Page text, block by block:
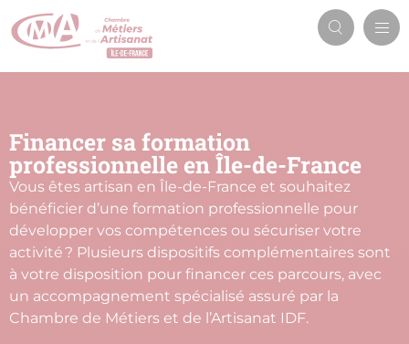
Aller
au
Financer sa formation
professionnelle en Île-de-France
Vous êtes artisan en Île-de-France et souhaitez
bénéficier d’une formation professionnelle pour
développer vos compétences ou sécuriser votre
activité ? Plusieurs dispositifs complémentaires sont
à votre disposition pour financer ces parcours, avec
un accompagnement spécialisé assuré par la
Chambre de Métiers et de l’Artisanat IDF.